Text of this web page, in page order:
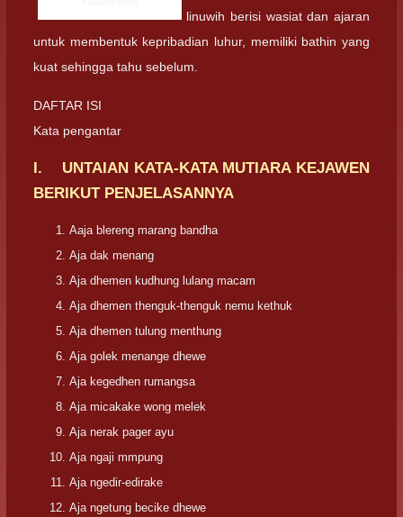
linuwih berisi wasiat dan ajaran
untuk membentuk kepribadian luhur, memiliki bathin yang
kuat sehingga tahu sebelum.
DAFTAR ISI
Kata pengantar
I. UNTAIAN KATA-KATA MUTIARA KEJAWEN
BERIKUT PENJELASANNYA
Aaja blereng marang bandha
Aja dak menang
Aja dhemen kudhung lulang macam
Aja dhemen thenguk-thenguk nemu kethuk
Aja dhemen tulung menthung
Aja golek menange dhewe
Aja kegedhen rumangsa
Aja micakake wong melek
Aja nerak pager ayu
Aja ngaji mmpung
Aja ngedir-edirake
Aja ngetung becike dhewe